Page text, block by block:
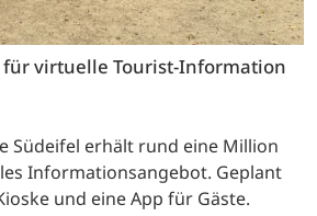
für virtuelle Tourist-Information
Südeifel erhält rund eine Million
Informationsangebot. Geplant
und eine App für Gäste.